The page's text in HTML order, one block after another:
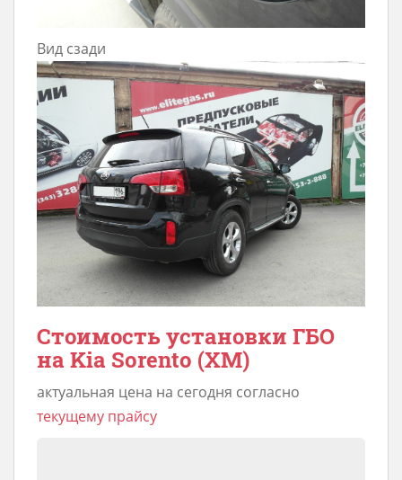
Вид сзади
Стоимость установки ГБО
на Kia Sorento (XM)
актуальная цена на сегодня согласно
текущему прайсу